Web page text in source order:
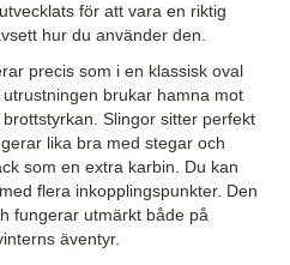
för att vara en riktig
hur du använder den.
precis som i en klassisk oval
brukar hamna mot
Slingor sitter perfekt
lika bra med stegar och
som en extra karbin. Du kan
flera inkopplingspunkter. Den
fungerar utmärkt både på
äventyr.